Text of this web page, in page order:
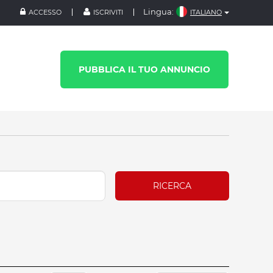
Lingua: ITALIANO
ACCESSO ISCRIVITI
PUBBLICA IL TUO ANNUNCIO
RICERCA